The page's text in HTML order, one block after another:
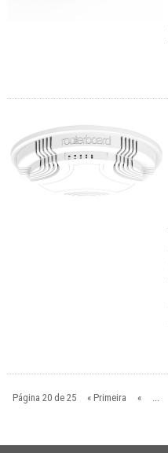
Página 20 de 25 « Primeira «